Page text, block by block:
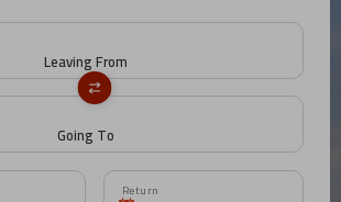
Return